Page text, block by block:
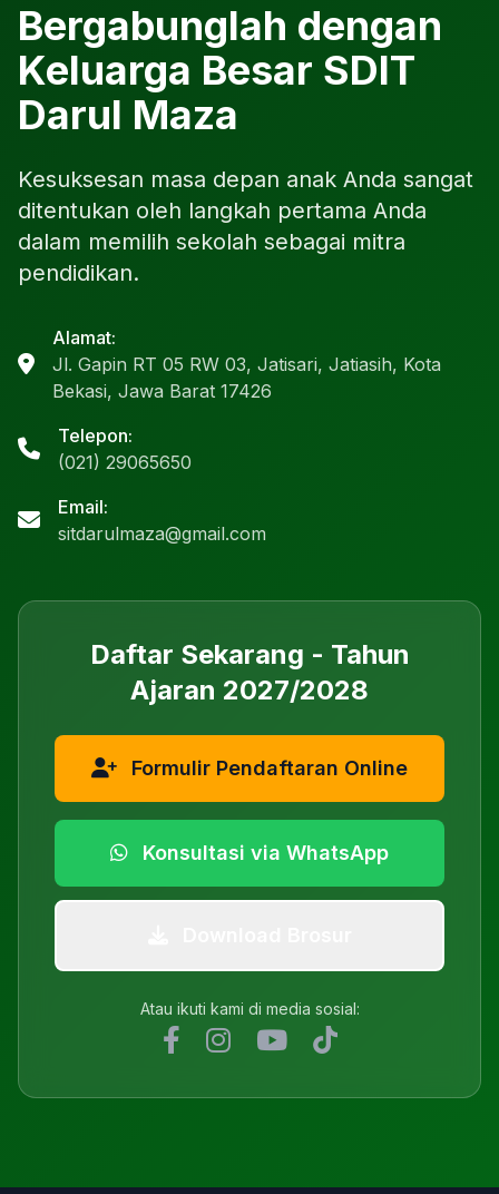
Bergabunglah dengan
Keluarga Besar SDIT
Darul Maza
Kesuksesan masa depan anak Anda sangat
ditentukan oleh langkah pertama Anda
dalam memilih sekolah sebagai mitra
pendidikan.
Alamat:
Jl. Gapin RT 05 RW 03, Jatisari, Jatiasih, Kota
Bekasi, Jawa Barat 17426
Telepon:
(021) 29065650
Email:
sitdarulmaza@gmail.com
Daftar Sekarang - Tahun
Ajaran 2027/2028
Formulir Pendaftaran Online
Konsultasi via WhatsApp
Atau ikuti kami di media sosial: